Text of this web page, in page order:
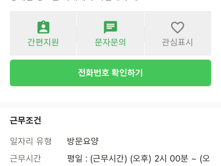
간편지원 문자문의 관심표시
전화번호 확인하기
근무조건
일자리 유형
방문요양
근무시간
평일 : (근무시간) (오후) 2시 00분 ~ (오